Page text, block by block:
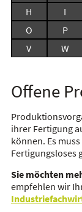
H
I
O
P
V
W
Offene
ihrer Fertigung
können. Es
Fertigungsloses
Sie möchten
empfehlen wir